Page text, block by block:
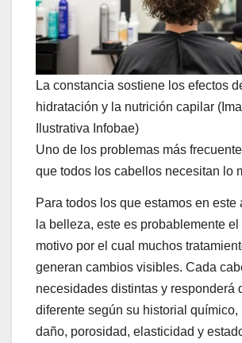
La constancia sostiene los efectos
hidratación y la nutrición capilar
Ilustrativa Infobae)
Uno de los problemas más
que todos los cabellos necesitan lo
Para todos los que estamos en este
la belleza, este es probablemente el
motivo por el cual muchos
generan cambios visibles. Cada
necesidades distintas y responderá
diferente según su historial químico,
daño, porosidad, elasticidad y